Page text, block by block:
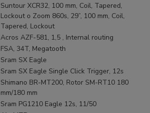
Suntour XCR32, 100 mm, Coil, Tapered,
Lockout o Zoom 860s, 29”, 100 mm, Coil,
Tapered, Lockout
Acros AZF-581, 1,5 , Internal routing
FSA, 34T, Megatooth
Sram SX Eagle
Sram SX Eagle Single Click Trigger, 12s
Shimano BR-MT200, Rotor SM-RT10 180
mm/180 mm
Sram PG1210 Eagle 12s, 11/50